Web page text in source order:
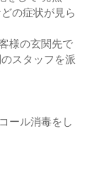
の症状が見ら
様の玄関先で
スタッフを派
ール消毒をし